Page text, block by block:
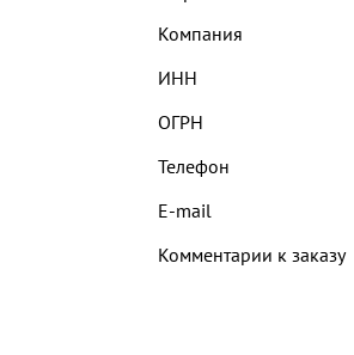
Компания
ИНН
ОГРН
Телефон
E-mail
Комментарии к заказу